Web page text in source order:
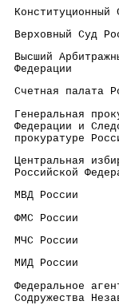
Верховный
Высший
Федерации
Счетная
Генеральная
Федерации и
прокуратуре
Центральная
Российской
МВД России
ФМС
МЧС
МИД
Федеральное
Содружества